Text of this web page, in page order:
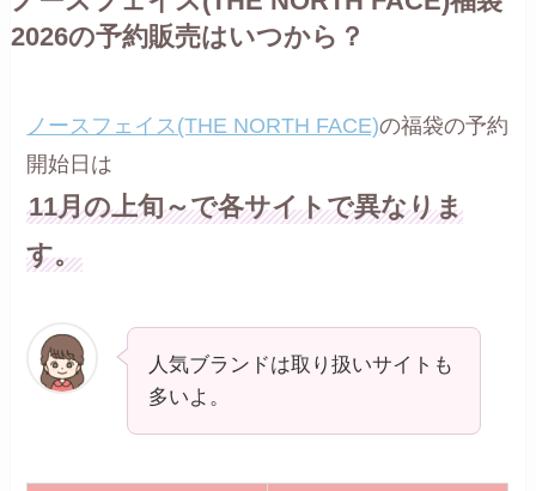
2026の予約販売はいつから？
ノースフェイス(THE NORTH FACE)の福袋の予約
開始日は
11月の上旬～で各サイトで異なりま
す。
人気ブランドは取り扱いサイトも
多いよ。